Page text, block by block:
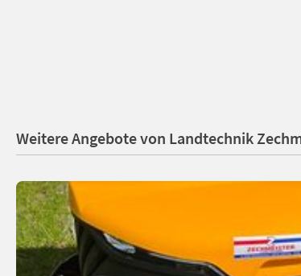
Weitere Angebote von Landtechnik